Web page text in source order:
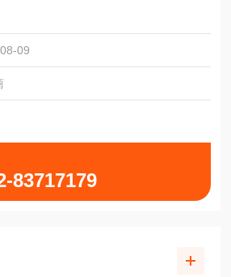
动滑块35规格R184530331耐腐蚀
09
83717179